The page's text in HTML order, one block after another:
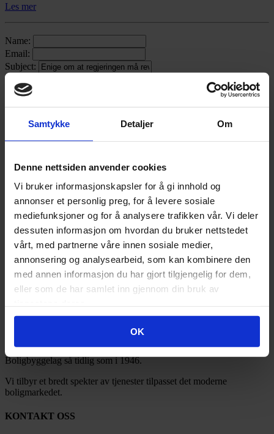
Samtykke Detaljer Om
Denne nettsiden anvender cookies
Vi bruker informasjonskapsler for å gi innhold og
annonser et personlig preg, for å levere sosiale
mediefunksjoner og for å analysere trafikken vår. Vi deler
dessuten informasjon om hvordan du bruker nettstedet
vårt, med partnerne våre innen sosiale medier,
annonsering og analysearbeid, som kan kombinere den
med annen informasjon du har gjort tilgjengelig for dem,
eller som de har samlet inn gjennom din bruk av
OK
Les mer
Name:
Email:
Subject:
Message:
2023(83)
2022
(24)
2021 (21)
2020(17)
2019(77)
(91)
2017(141)
2016(185)
2015(35)
2014
2013(1)
2012(1)
Ofoten Midt-Troms Boligbyggelag ble stiftet under navnet Narvik
Boligbyggelag så tidlig som i 1946.
Vi tilbyr et bredt spekter av tjenester tilpasset det moderne
boligmarkedet.
KONTAKT OSS